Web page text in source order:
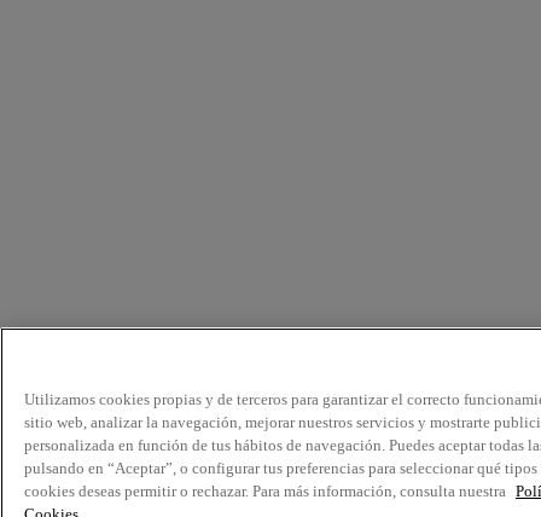
Utilizamos cookies propias y de terceros para garantizar el correcto
sitio web, analizar la navegación, mejorar nuestros servicios y mostrarte
personalizada en función de tus hábitos de navegación. Puedes aceptar todas
pulsando en “Aceptar”, o configurar tus preferencias para seleccionar qué tipos
cookies deseas permitir o rechazar. Para más información, consulta nuestra